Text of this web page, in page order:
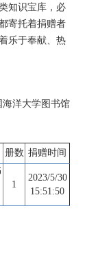
知识宝库，必
寄托着捐赠者
乐于奉献、热
海洋大学图书馆
册数 捐赠时间
1
2023/5/30
15:51:50